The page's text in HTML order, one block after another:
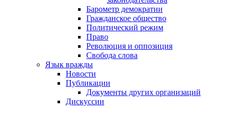
Барометр демократии
Гражданское общество
Политический режим
Право
Революция и оппозиция
Свобода слова
Язык вражды
Новости
Публикации
Документы других организаций
Дискуссии